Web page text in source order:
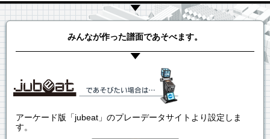
みんなが作った譜面であそべます。
アーケード版「jubeat」のプレーデータサイトより設定しま
す。